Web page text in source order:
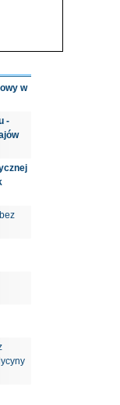
w
-